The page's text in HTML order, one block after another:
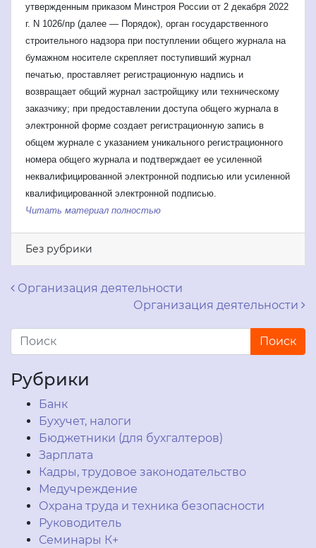
утвержденным приказом Минстроя России от 2 декабря 2022
г. N 1026/пр (далее — Порядок), орган государственного
строительного надзора при поступлении общего журнала на
бумажном носителе скрепляет поступивший журнал
печатью, проставляет регистрационную надпись и
возвращает общий журнал застройщику или техническому
заказчику; при предоставлении доступа общего журнала в
электронной форме создает регистрационную запись в
общем журнале с указанием уникального регистрационного
номера общего журнала и подтверждает ее усиленной
неквалифицированной электронной подписью или усиленной
квалифицированной электронной подписью.
Читать материал полностью
Без рубрики
Навигация по записям
Организация деятельности
Организация деятельности
Рубрики
Банк
Бухучет, налоги
Бюджетники (для бухгалтеров)
Зарплата
Кадры, трудовое законодательство
Медучреждение
Охрана труда и техника безопасности
Руководитель
Семинары К+